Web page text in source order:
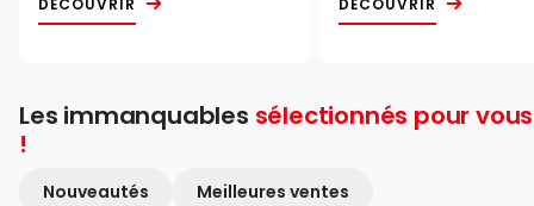
DÉCOUVRIR DÉCOUVRIR
Les immanquables sélectionnés pour vous
!
Nouveautés Meilleures ventes